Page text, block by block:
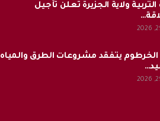
التربية ولاية الجزيرة تعلن تأجيل
الخرطوم يتفقد مشروعات الطرق والمياه